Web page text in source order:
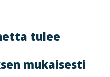
tulee
mukaisesti